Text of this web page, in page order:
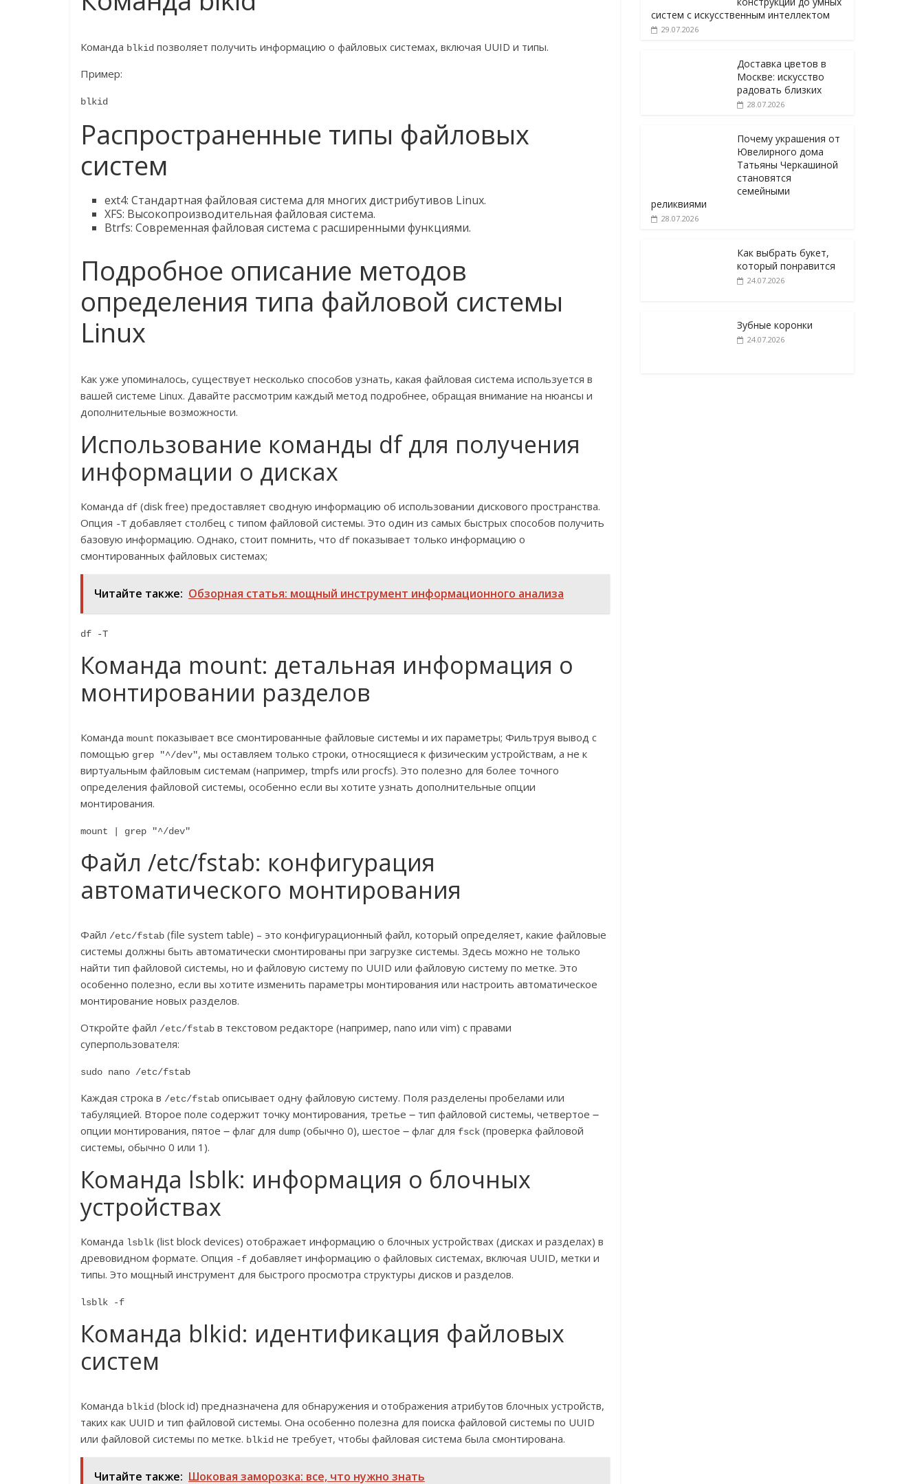
Команда blkid позволяет получить информацию о файловых системах, включая UUID и типы.
Пример:
blkid
Распространенные типы файловых
систем
ext4: Стандартная файловая система для многих дистрибутивов Linux.
XFS: Высокопроизводительная файловая система.
Btrfs: Современная файловая система с расширенными функциями.
Подробное описание методов
определения типа файловой системы
Linux
Как уже упоминалось, существует несколько способов узнать, какая файловая система используется в
вашей системе Linux. Давайте рассмотрим каждый метод подробнее, обращая внимание на нюансы и
дополнительные возможности.
Использование команды df для получения
информации о дисках
Команда df (disk free) предоставляет сводную информацию об использовании дискового пространства.
Опция -T добавляет столбец с типом файловой системы. Это один из самых быстрых способов получить
базовую информацию. Однако, стоит помнить, что df показывает только информацию о
смонтированных файловых системах;
Читайте также: Обзорная статья: мощный инструмент информационного анализа
df -T
Команда mount: детальная информация о
монтировании разделов
Команда mount показывает все смонтированные файловые системы и их параметры; Фильтруя вывод с
помощью grep "^/dev", мы оставляем только строки, относящиеся к физическим устройствам, а не к
виртуальным файловым системам (например, tmpfs или procfs). Это полезно для более точного
определения файловой системы, особенно если вы хотите узнать дополнительные опции
монтирования.
mount | grep "^/dev"
Файл /etc/fstab: конфигурация
автоматического монтирования
Файл /etc/fstab (file system table) – это конфигурационный файл, который определяет, какие файловые
системы должны быть автоматически смонтированы при загрузке системы. Здесь можно не только
найти тип файловой системы, но и файловую систему по UUID или файловую систему по метке. Это
особенно полезно, если вы хотите изменить параметры монтирования или настроить автоматическое
монтирование новых разделов.
Откройте файл /etc/fstab в текстовом редакторе (например, nano или vim) с правами
суперпользователя:
sudo nano /etc/fstab
Каждая строка в /etc/fstab описывает одну файловую систему. Поля разделены пробелами или
табуляцией. Второе поле содержит точку монтирования, третье ౼ тип файловой системы, четвертое ౼
опции монтирования, пятое ౼ флаг для dump (обычно 0), шестое ౼ флаг для fsck (проверка файловой
системы, обычно 0 или 1).
Команда lsblk: информация о блочных
устройствах
Команда lsblk (list block devices) отображает информацию о блочных устройствах (дисках и разделах) в
древовидном формате. Опция -f добавляет информацию о файловых системах, включая UUID, метки и
типы. Это мощный инструмент для быстрого просмотра структуры дисков и разделов.
lsblk -f
Команда blkid: идентификация файловых
систем
Команда blkid (block id) предназначена для обнаружения и отображения атрибутов блочных устройств,
таких как UUID и тип файловой системы. Она особенно полезна для поиска файловой системы по UUID
или файловой системы по метке. blkid не требует, чтобы файловая система была смонтирована.
Читайте также: Шоковая заморозка: все, что нужно знать
систем с искусственным интеллектом
29.07.2026
Доставка цветов в
Москве: искусство
радовать близких
28.07.2026
Почему украшения от
Ювелирного дома
Татьяны Черкашиной
становятся
семейными
реликвиями
28.07.2026
Как выбрать букет,
который понравится
24.07.2026
Зубные коронки
24.07.2026